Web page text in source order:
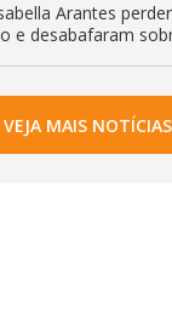
Arantes
e desabafaram
VEJA MAIS NOTÍCIAS